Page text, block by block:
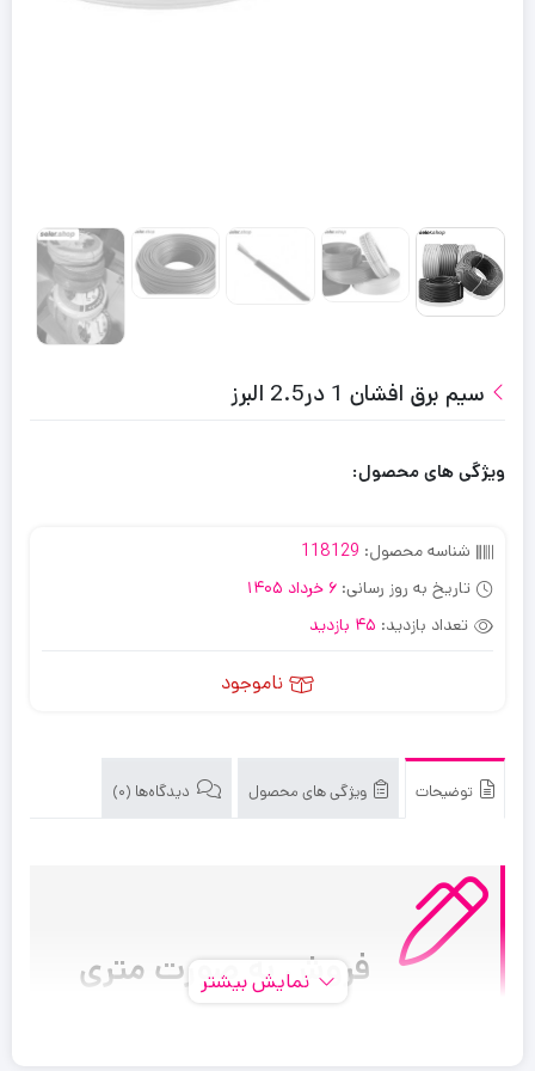
سیم برق افشان 1 در2.5 البرز
ویژگی های محصول:
شناسه محصول: 118129
تاریخ به روز رسانی: 6 خرداد 1405
تعداد بازدید: 45 بازدید
ناموجود
توضیحات ویژگی های محصول دیدگاه‌ها (0)
فروش به صورت متری
نمایش بیشتر